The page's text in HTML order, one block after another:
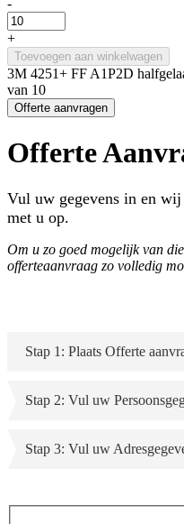
+
Toevoegen aan winkelwagen
3M 4251+ FF A1P2D
van 10
Offerte aanvragen
Offerte
Vul uw gegevens in en
met u op.
Om u zo goed mogelijk van
offerteaanvraag zo volledig
Stap 1: Plaats Offerte
Stap 2: Vul uw
Stap 3: Vul uw